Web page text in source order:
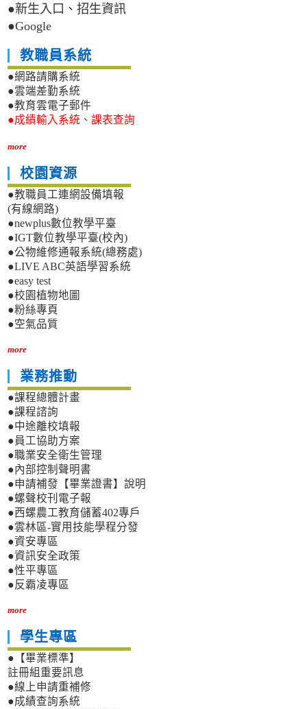
●新生入口、招生資訊
●Google
教職員系統
●網路請購系統
●雲端差勤系統
●教育雲電子郵件
●成績輸入系統、課表查詢
more
校園資源
●教職員工連網設備填報
(有線網路)
●newplus數位教學平臺
●IGT數位教學平臺(校內)
●公物維修通報系統(總務處)
●LIVE ABC英語學習系統
●easy test
●校園植物地圖
●粉絲專頁
●空氣品質
more
業務推動
●課程總體計畫
●課程諮詢
●中途離校填報
●員工協助方案
●職業安全衛生管理
●內部控制聲明書
●申請補發【畢業證書】說明
●螺聲校刊電子報
●西螺農工教育儲蓄402專戶
●雲林區-實用技能學程分發
●資安專區
●資訊安全政策
●性平專區
●反霸凌專區
more
學生專區
●【畢業標準】
註冊組重要訊息
●線上申請重補修
●成績查詢系統